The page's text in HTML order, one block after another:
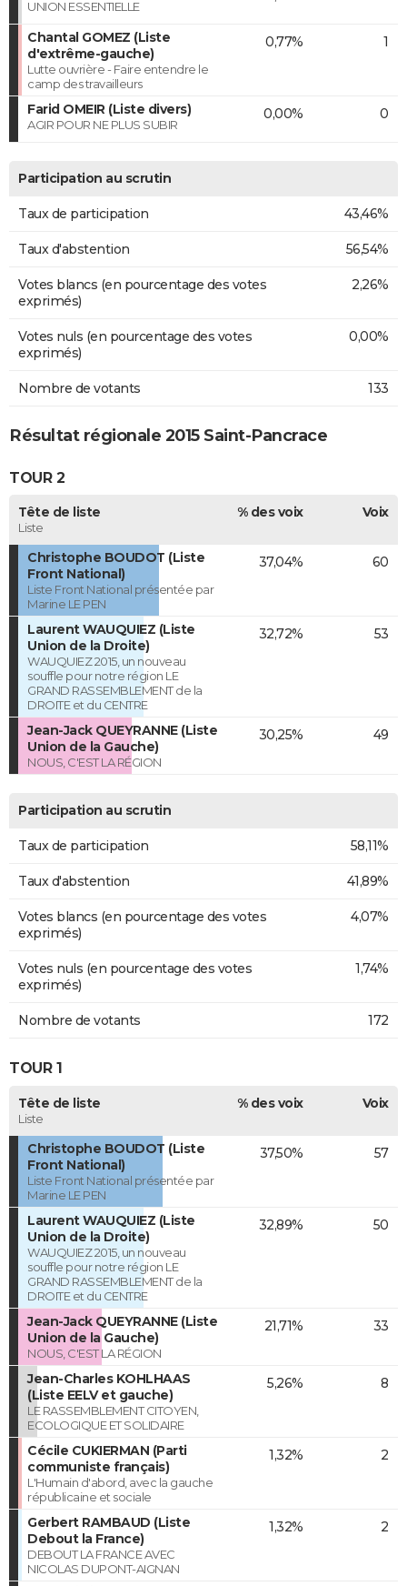
UNION ESSENTIELLE
Chantal GOMEZ (Liste
d'extrême-gauche)
Lutte ouvrière - Faire entendre le
camp des travailleurs
0,77% 1
Farid OMEIR (Liste divers)
AGIR POUR NE PLUS SUBIR
0,00% 0
Participation au scrutin
Taux de participation 43,46%
Taux d'abstention 56,54%
Votes blancs (en pourcentage des votes
exprimés)
2,26%
Votes nuls (en pourcentage des votes
exprimés)
0,00%
Nombre de votants 133
Résultat régionale 2015 Saint-Pancrace
TOUR 2
Tête de liste
Liste
% des voix Voix
Christophe BOUDOT (Liste
Front National)
Liste Front National présentée par
Marine LE PEN
37,04% 60
Laurent WAUQUIEZ (Liste
Union de la Droite)
WAUQUIEZ 2015, un nouveau
souffle pour notre région LE
GRAND RASSEMBLEMENT de la
DROITE et du CENTRE
32,72% 53
Jean-Jack QUEYRANNE (Liste
Union de la Gauche)
NOUS, C'EST LA RÉGION
30,25% 49
Participation au scrutin
Taux de participation 58,11%
Taux d'abstention 41,89%
Votes blancs (en pourcentage des votes
exprimés)
4,07%
Votes nuls (en pourcentage des votes
exprimés)
1,74%
Nombre de votants 172
TOUR 1
Tête de liste
Liste
% des voix Voix
Christophe BOUDOT (Liste
Front National)
Liste Front National présentée par
Marine LE PEN
37,50% 57
Laurent WAUQUIEZ (Liste
Union de la Droite)
WAUQUIEZ 2015, un nouveau
souffle pour notre région LE
GRAND RASSEMBLEMENT de la
DROITE et du CENTRE
32,89% 50
Jean-Jack QUEYRANNE (Liste
Union de la Gauche)
NOUS, C'EST LA RÉGION
21,71% 33
Jean-Charles KOHLHAAS
(Liste EELV et gauche)
LE RASSEMBLEMENT CITOYEN,
ECOLOGIQUE ET SOLIDAIRE
5,26% 8
Cécile CUKIERMAN (Parti
communiste français)
L'Humain d'abord, avec la gauche
républicaine et sociale
1,32% 2
Gerbert RAMBAUD (Liste
Debout la France)
DEBOUT LA FRANCE AVEC
NICOLAS DUPONT-AIGNAN
1,32% 2